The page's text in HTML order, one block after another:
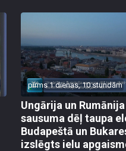
pirms 1 dienas, 10 stundām
Ungārija un Rumānija
sausuma dēļ taupa
Budapeštā un
izslēgts ielu